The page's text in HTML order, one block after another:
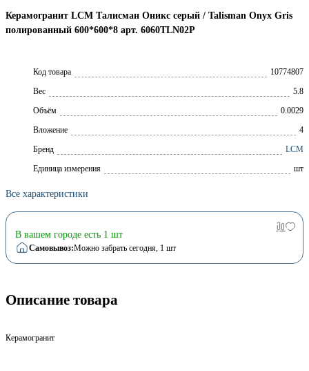
Керамогранит LCM Талисман Оникс серый / Talisman Onyx Gris
полированный 600*600*8 арт. 6060TLN02P
Код товара
10774807
Вес
5.8
Объём
0.0029
Вложение
4
Брeнд
LCM
Единица измерения
шт
Все характеристики
В вашем городе есть 1 шт
Самовывоз:Можно забрать сегодня, 1 шт
Описание товара
Керамогранит